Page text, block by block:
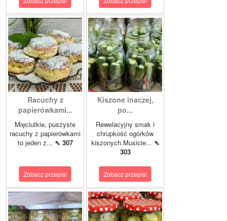
Racuchy z
papierówkami...
Mięciutkie, puszyste
racuchy z papierówkami
to jeden z... ⇖ 307
Zobacz przepis!
Kiszone inaczej,
po...
Rewelacyjny smak i
chrupkość ogórków
kiszonych.Musicie... ⇖
303
Zobacz przepis!